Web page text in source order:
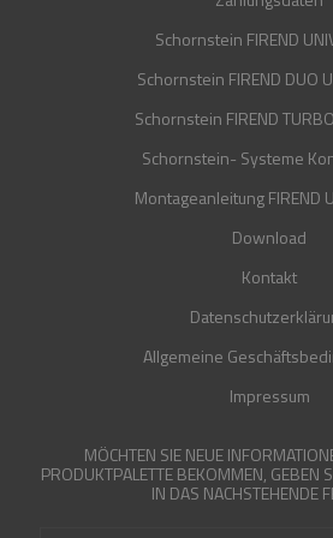
Schornstein FIREND
Schornstein FIREND DUO
Schornstein FIREND
Schornstein- Systeme
Montageanleitung FIREND
Download
Kontakt
Allgemeine
Impressum
MÖCHTEN SIE NEUE
PRODUKTPALETTE BEKOMMEN, GEBEN
IN DAS NACHSTEHENDE